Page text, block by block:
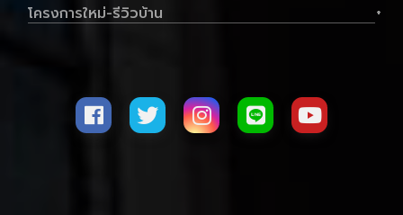
โครงการใหม่-รีวิวบ้าน +